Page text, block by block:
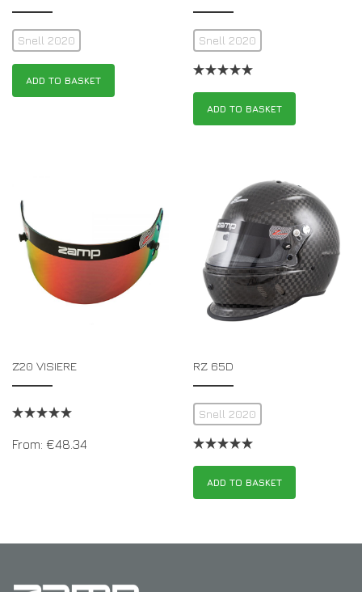
Snell 2020
ADD TO BASKET
Snell 2020
ADD TO BASKET
Z20 VISIERE
From: €48.34
RZ 65D
Snell 2020
ADD TO BASKET